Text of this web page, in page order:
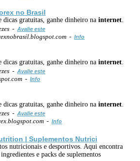
no Brasil
dicas gratuitas, ganhe dinheiro na internet
- Avalie este
- Info
dicas gratuitas, ganhe dinheiro na internet
- Avalie este
- Info
dicas gratuitas, ganhe dinheiro na internet
- Avalie este
- Info
| Suplementos Nutrici
nutricionais e desportivos. Aqui encontra
e packs de suplementos